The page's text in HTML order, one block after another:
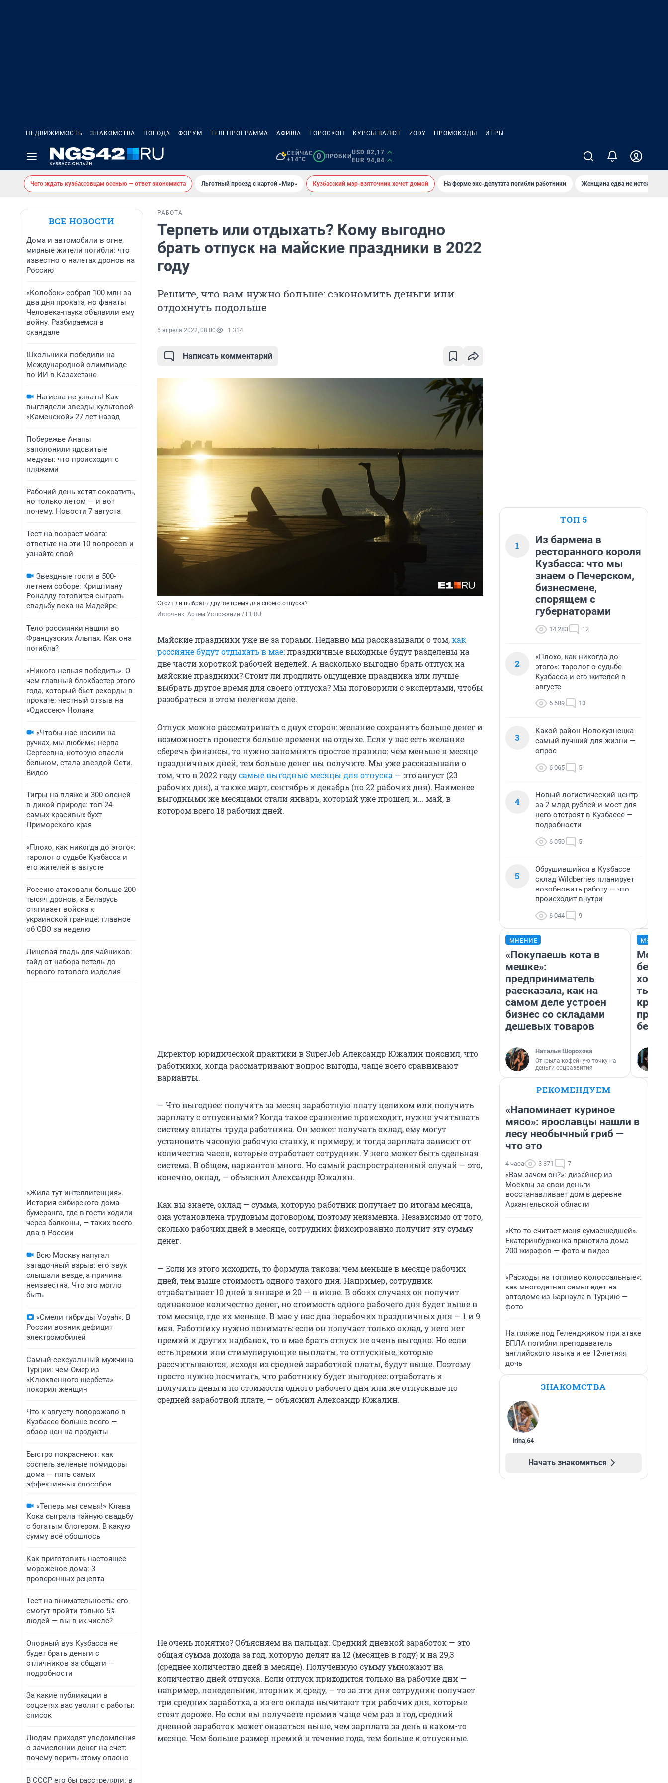
НЕДВИЖИМОСТЬ ЗНАКОМСТВА ПОГОДА ФОРУМ ТЕЛЕПРОГРАММА АФИША ГОРОСКОП КУРСЫ ВАЛЮТ ZODY ПРОМОКОДЫ ИГРЫ
СЕЙЧАС
+14°C
0 ПРОБКИ
USD 82,17
EUR 94,84
Чего ждать кузбассовцам осенью — ответ экономиста Льготный проезд с картой «Мир» Кузбасский мэр-взяточник хочет домой На ферме экс-депутата погибли работники Женщина едва не истекла
ВСЕ НОВОСТИ
Дома и автомобили в огне,
мирные жители погибли: что
известно о налетах дронов на
Россию
«Колобок» собрал 100 млн за
два дня проката, но фанаты
Человека-паука объявили ему
войну. Разбираемся в
скандале
Школьники победили на
Международной олимпиаде
по ИИ в Казахстане
Нагиева не узнать! Как
выглядели звезды культовой
«Каменской» 27 лет назад
Побережье Анапы
заполонили ядовитые
медузы: что происходит с
пляжами
Рабочий день хотят сократить,
но только летом — и вот
почему. Новости 7 августа
Тест на возраст мозга:
ответьте на эти 10 вопросов и
узнайте свой
Звездные гости в 500-
летнем соборе: Криштиану
Роналду готовится сыграть
свадьбу века на Мадейре
Тело россиянки нашли во
Французских Альпах. Как она
погибла?
«Никого нельзя победить». О
чем главный блокбастер этого
года, который бьет рекорды в
прокате: честный отзыв на
«Одиссею» Нолана
«Чтобы нас носили на
ручках, мы любим»: нерпа
Сергеевна, которую спасли
бельком, стала звездой Сети.
Видео
Тигры на пляже и 300 оленей
в дикой природе: топ-24
самых красивых бухт
Приморского края
«Плохо, как никогда до этого»:
таролог о судьбе Кузбасса и
его жителей в августе
Россию атаковали больше 200
тысяч дронов, а Беларусь
стягивает войска к
украинской границе: главное
об СВО за неделю
Лицевая гладь для чайников:
гайд от набора петель до
первого готового изделия
«Жила тут интеллигенция».
История сибирского дома-
бумеранга, где в гости ходили
через балконы, — таких всего
два в России
Всю Москву напугал
загадочный взрыв: его звук
слышали везде, а причина
неизвестна. Что это могло
быть
«Смели гибриды Voyah». В
России возник дефицит
электромобилей
Самый сексуальный мужчина
Турции: чем Омер из
«Клюквенного щербета»
покорил женщин
Что к августу подорожало в
Кузбассе больше всего —
обзор цен на продукты
Быстро покраснеют: как
соспеть зеленые помидоры
дома — пять самых
эффективных способов
«Теперь мы семья!» Клава
Кока сыграла тайную свадьбу
с богатым блогером. В какую
сумму всё обошлось
Как приготовить настоящее
мороженое дома: 3
проверенных рецепта
Тест на внимательность: его
смогут пройти только 5%
людей — вы в их числе?
Опорный вуз Кузбасса не
будет брать деньги с
отличников за общаги —
подробности
За какие публикации в
соцсетях вас уволят с работы:
список
Людям приходят уведомления
о зачислении денег на счет:
почему верить этому опасно
В СССР его бы расстреляли: в
РАБОТА
Терпеть или отдыхать? Кому выгодно
брать отпуск на майские праздники в 2022
году
Решите, что вам нужно больше: сэкономить деньги или
отдохнуть подольше
6 апреля 2022, 08:00 1 314
Написать комментарий
Стоит ли выбрать другое время для своего отпуска?
Источник: Артем Устюжанин / E1.RU
Майские праздники уже не за горами. Недавно мы рассказывали о том,как
россияне будут отдыхать в мае: праздничные выходные будут разделены на
две части короткой рабочей неделей. А насколько выгодно брать отпуск на
майские праздники? Стоит ли продлить ощущение праздника или лучше
выбрать другое время для своего отпуска? Мы поговорили с экспертами, чтобы
разобраться в этом нелегком деле.
Отпуск можно рассматривать с двух сторон: желание сохранить больше денег и
возможность провести больше времени на отдыхе. Если у вас есть желание
сберечь финансы, то нужно запомнить простое правило: чем меньше в месяце
праздничных дней, тем больше денег вы получите. Мы уже рассказывали о
том, что в 2022 годусамые выгодные месяцы для отпуска — это август (23
рабочих дня), а также март, сентябрь и декабрь (по 22 рабочих дня). Наименее
выгодными же месяцами стали январь, который уже прошел, и... май, в
котором всего 18 рабочих дней.
Директор юридической практики в SuperJob Александр Южалин пояснил, что
работники, когда рассматривают вопрос выгоды, чаще всего сравнивают
варианты.
— Что выгоднее: получить за месяц заработную плату целиком или получить
зарплату с отпускными? Когда такое сравнение происходит, нужно учитывать
систему оплаты труда работника. Он может получать оклад, ему могут
установить часовую рабочую ставку, к примеру, и тогда зарплата зависит от
количества часов, которые отработает сотрудник. У него может быть сдельная
система. В общем, вариантов много. Но самый распространенный случай — это,
конечно, оклад, — объяснил Александр Южалин.
Как вы знаете, оклад — сумма, которую работник получает по итогам месяца,
она установлена трудовым договором, поэтому неизменна. Независимо от того,
сколько рабочих дней в месяце, сотрудник фиксированно получит эту сумму
денег.
— Если из этого исходить, то формула такова: чем меньше в месяце рабочих
дней, тем выше стоимость одного такого дня. Например, сотрудник
отрабатывает 10 дней в январе и 20 — в июне. В обоих случаях он получит
одинаковое количество денег, но стоимость одного рабочего дня будет выше в
том месяце, где их меньше. В мае у нас два нерабочих праздничных дня — 1 и 9
мая. Работнику нужно понимать: если он получает только оклад, у него нет
премий и других надбавок, то в мае брать отпуск не очень выгодно. Но если
есть премии или стимулирующие выплаты, то отпускные, которые
рассчитываются, исходя из средней заработной платы, будут выше. Поэтому
просто нужно посчитать, что работнику будет выгоднее: отработать и
получить деньги по стоимости одного рабочего дня или же отпускные по
средней заработной плате, — объяснил Александр Южалин.
Не очень понятно? Объясняем на пальцах. Средний дневной заработок — это
общая сумма дохода за год, которую делят на 12 (месяцев в году) и на 29,3
(среднее количество дней в месяце). Полученную сумму умножают на
количество дней отпуска. Если отпуск приходится только на рабочие дни —
например, понедельник, вторник и среду, — то за эти дни сотрудник получает
три средних заработка, а из его оклада вычитают три рабочих дня, которые
стоят дороже. Но если вы получаете премии чаще чем раз в год, средний
дневной заработок может оказаться выше, чем зарплата за день в каком-то
месяце. Чем больше размер премий в течение года, тем больше и отпускные.
ТОП 5
1
Из бармена в
ресторанного короля
Кузбасса: что мы
знаем о Печерском,
бизнесмене,
спорящем с
губернаторами
14 283 12
2
«Плохо, как никогда до
этого»: таролог о судьбе
Кузбасса и его жителей в
августе
6 689 10
3
Какой район Новокузнецка
самый лучший для жизни —
опрос
6 065 5
4
Новый логистический центр
за 2 млрд рублей и мост для
него отстроят в Кузбассе —
подробности
6 050 5
5
Обрушившийся в Кузбассе
склад Wildberries планирует
возобновить работу — что
происходит внутри
6 044 9
МНЕНИЕ
«Покупаешь кота в
мешке»:
предприниматель
рассказала, как на
самом деле устроен
бизнес со складами
дешевых товаров
Наталья Шорохова
Открыла кофейную точку на
деньги соцразвития
Мой
РЕКОМЕНДУЕМ
«Напоминает куриное
мясо»: ярославцы нашли в
лесу необычный гриб —
что это
4 часа 3 371 7
«Вам зачем он?»: дизайнер из
Москвы за свои деньги
восстанавливает дом в деревне
Архангельской области
«Кто-то считает меня сумасшедшей».
Екатеринбурженка приютила дома
200 жирафов — фото и видео
«Расходы на топливо колоссальные»:
как многодетная семья едет на
автодоме из Барнаула в Турцию —
фото
На пляже под Геленджиком при атаке
БПЛА погибли преподаватель
английского языка и ее 12-летняя
дочь
ЗНАКОМСТВА
irina,64
Начать знакомиться